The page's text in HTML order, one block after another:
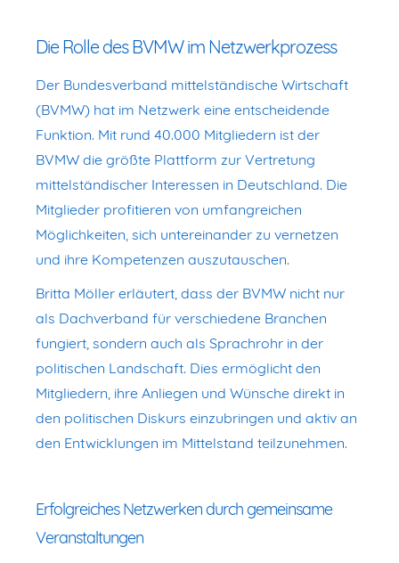
Die Rolle des BVMW im Netzwerkprozess
Der Bundesverband mittelständische Wirtschaft
(BVMW) hat im Netzwerk eine entscheidende
Funktion. Mit rund 40.000 Mitgliedern ist der
BVMW die größte Plattform zur Vertretung
mittelständischer Interessen in Deutschland. Die
Mitglieder profitieren von umfangreichen
Möglichkeiten, sich untereinander zu vernetzen
und ihre Kompetenzen auszutauschen.
Britta Möller erläutert, dass der BVMW nicht nur
als Dachverband für verschiedene Branchen
fungiert, sondern auch als Sprachrohr in der
politischen Landschaft. Dies ermöglicht den
Mitgliedern, ihre Anliegen und Wünsche direkt in
den politischen Diskurs einzubringen und aktiv an
den Entwicklungen im Mittelstand teilzunehmen.
Erfolgreiches Netzwerken durch gemeinsame
Veranstaltungen